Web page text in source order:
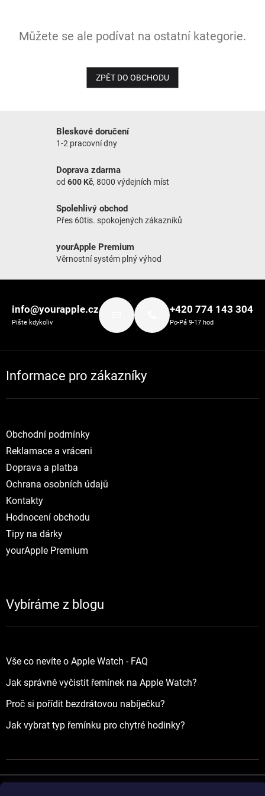
Můžete se ale podívat na ostatní kategorie.
ZPĚT DO OBCHODU
Bleskové doručení
1-2 pracovní dny
Doprava zdarma
od 600 Kč, 8000 výdejních míst
Spolehlivý obchod
Přes 60tis. spokojených zákazníků
yourApple Premium
Věrnostní systém plný výhod
info@yourapple.cz
Pište kdykoliv
+420 774 143 304
Po-Pá 9-17 hod
Informace pro zákazníky
Obchodní podmínky
Reklamace a vráceni
Doprava a platba
Ochrana osobních údajů
Kontakty
Hodnocení obchodu
Tipy na dárky
yourApple Premium
Vybíráme z blogu
Vše co nevíte o Apple Watch - FAQ
Jak správně vyčistit řemínek na Apple Watch?
Proč si pořídit bezdrátovou nabíječku?
Jak vybrat typ řemínku pro chytré hodinky?